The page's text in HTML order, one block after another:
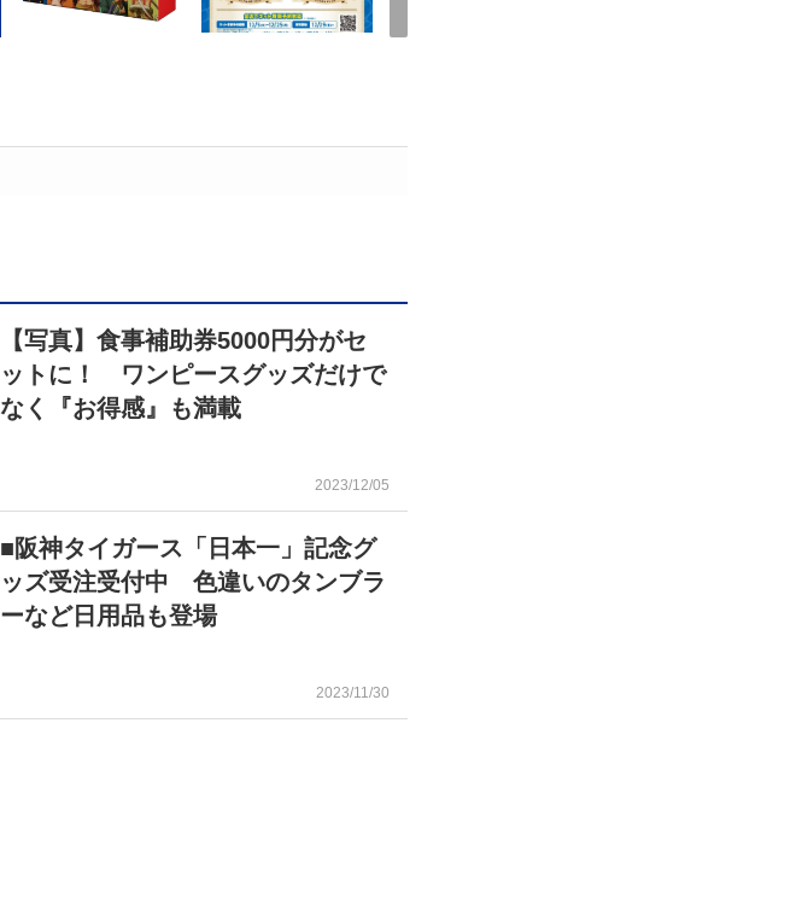
【写真】食事補助券5000円分がセ
ットに！ ワンピースグッズだけで
なく『お得感』も満載
2023/12/05
■阪神タイガース「日本一」記念グ
ッズ受注受付中 色違いのタンブラ
ーなど日用品も登場
2023/11/30